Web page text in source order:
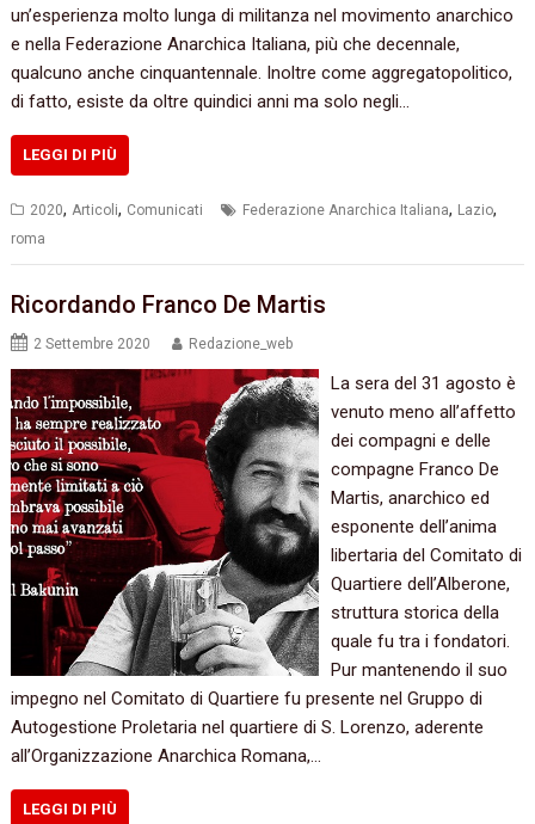
un’esperienza molto lunga di militanza nel movimento anarchico
e nella Federazione Anarchica Italiana, più che decennale,
qualcuno anche cinquantennale. Inoltre come aggregatopolitico,
di fatto, esiste da oltre quindici anni ma solo negli…
LEGGI DI PIÙ
2020,Articoli, Comunicati Federazione Anarchica Italiana, Lazio,
roma
Ricordando Franco De Martis
2 Settembre 2020 Redazione_web
La sera del 31 agosto è
venuto meno all’affetto
dei compagni e delle
compagne Franco De
Martis, anarchico ed
esponente dell’anima
libertaria del Comitato di
Quartiere dell’Alberone,
struttura storica della
quale fu tra i fondatori.
Pur mantenendo il suo
impegno nel Comitato di Quartiere fu presente nel Gruppo di
Autogestione Proletaria nel quartiere di S. Lorenzo, aderente
all’Organizzazione Anarchica Romana,…
LEGGI DI PIÙ